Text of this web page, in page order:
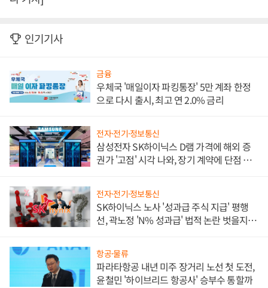
인기기사
금융
우체국 '매일이자 파킹통장' 5만 계좌 한정
으로 다시 출시, 최고 연 2.0% 금리
전자·전기·정보통신
삼성전자 SK하이닉스 D램 가격에 해외 증
권가 '고점' 시각 나와, 장기 계약에 단점 부
전자·전기·정보통신
SK하이닉스 노사 '성과급 주식 지급' 평행
선, 곽노정 'N% 성과급' 법적 논란 벗을지 주
항공·물류
파라타항공 내년 미주 장거리 노선 첫 도전,
윤철민 '하이브리드 항공사' 승부수 통할까